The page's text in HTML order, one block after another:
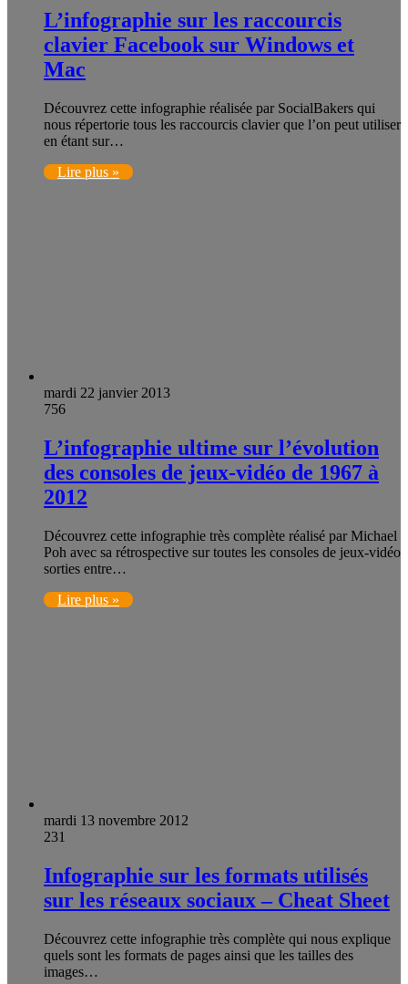
L’infographie sur les raccourcis
clavier Facebook sur Windows et
Mac
Découvrez cette infographie réalisée par SocialBakers qui
nous répertorie tous les raccourcis clavier que l’on peut utiliser
en étant sur…
Lire plus »
mardi 22 janvier 2013
756
L’infographie ultime sur l’évolution
des consoles de jeux-vidéo de 1967 à
2012
Découvrez cette infographie très complète réalisé par Michael
Poh avec sa rétrospective sur toutes les consoles de jeux-vidéo
sorties entre…
Lire plus »
mardi 13 novembre 2012
231
Infographie sur les formats utilisés
sur les réseaux sociaux – Cheat Sheet
Découvrez cette infographie très complète qui nous explique
quels sont les formats de pages ainsi que les tailles des
images…